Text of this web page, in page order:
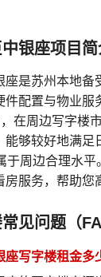
银座项目简
座是苏州本地
件配置与物业
在周边写字楼
能够较好地满
于周边合理水
服务，帮助您
见问题（
写字楼租金多